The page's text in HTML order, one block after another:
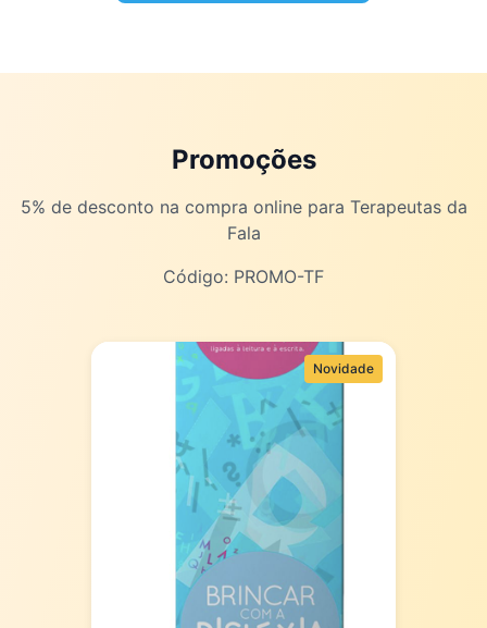
Promoções
5% de desconto na compra online para Terapeutas da
Fala
Código: PROMO-TF
Novidade